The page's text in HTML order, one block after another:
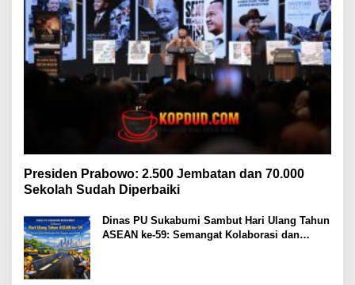
Presiden Prabowo: 2.500 Jembatan dan 70.000
Sekolah Sudah Diperbaiki
Dinas PU Sukabumi Sambut Hari Ulang Tahun
ASEAN ke-59: Semangat Kolaborasi dan